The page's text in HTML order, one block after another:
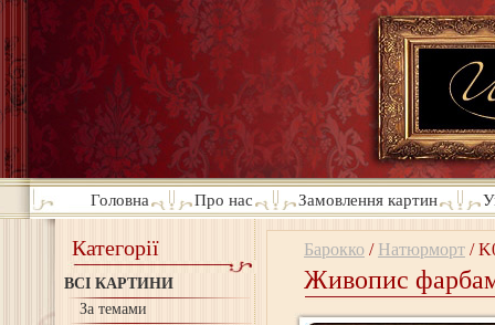
Головна Про нас Замовлення картин
Категорії
ВСІ КАРТИНИ
За темами
Барокко / Натюрморт /
Живопис